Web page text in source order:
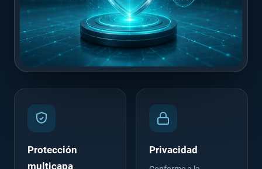
Protección
multicapa
Privacidad